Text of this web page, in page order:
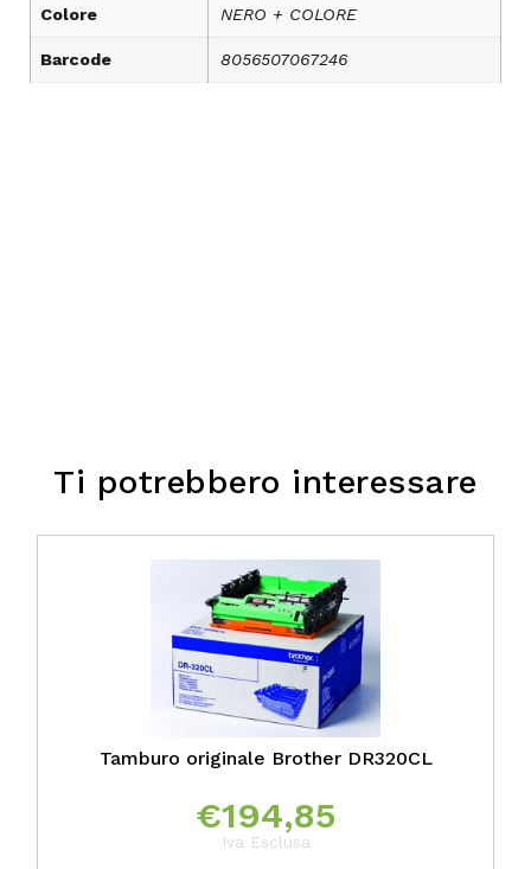
Colore NERO + COLORE
Barcode 8056507067246
Ti potrebbero interessare
Tamburo originale Brother DR320CL
€194,85
Iva Esclusa